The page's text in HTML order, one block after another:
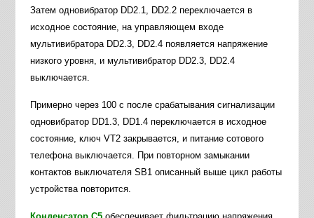
Затем одновибратор DD2.1, DD2.2 переключается в
исходное состояние, на управляющем входе
мультивибратора DD2.3, DD2.4 появляется напряжение
низкого уровня, и мультивибратор DD2.3, DD2.4
выключается.
Примерно через 100 с после срабатывания сигнализации
одновибратор DD1.3, DD1.4 переключается в исходное
состояние, ключ VT2 закрывается, и питание сотового
телефона выключается. При повторном замыкании
контактов выключателя SB1 описанный выше цикл работы
устройства повторится.